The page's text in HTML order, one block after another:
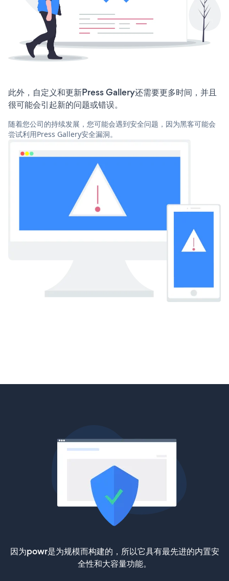
此外，自定义和更新Press Gallery还需要更多时间，并且
很可能会引起新的问题或错误。
随着您公司的持续发展，您可能会遇到安全问题，因为黑客可能会
尝试利用Press Gallery安全漏洞。
因为powr是为规模而构建的，所以它具有最先进的内置安
全性和大容量功能。